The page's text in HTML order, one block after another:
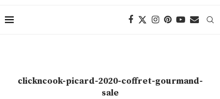
clickncook-picard-2020-coffret-gourmand-
sale